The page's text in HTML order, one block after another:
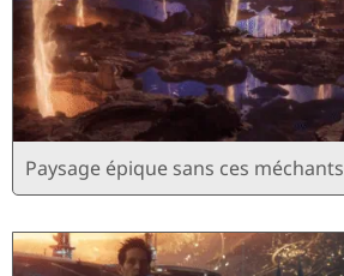
Paysage épique sans ces méchants